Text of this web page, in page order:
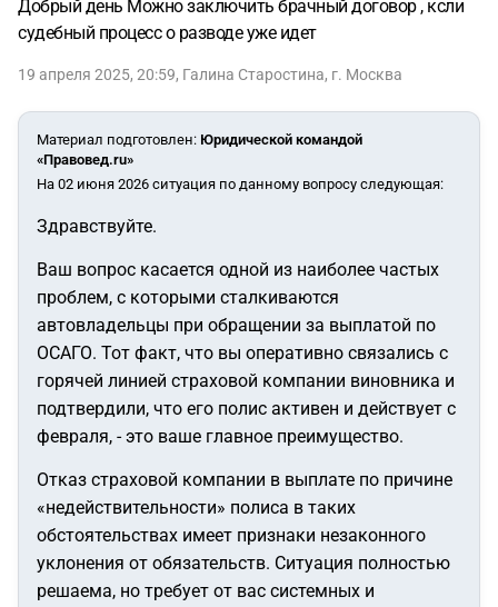
Добрый день Можно заключить брачный договор , ксли
судебный процесс о разводе уже идет
19 апреля 2025, 20:59, Галина Старостина, г. Москва
Материал подготовлен: Юридической командой
«Правовед.ru»
На 02 июня 2026 ситуация по данному вопросу следующая:
Здравствуйте.
Ваш вопрос касается одной из наиболее частых
проблем, с которыми сталкиваются
автовладельцы при обращении за выплатой по
ОСАГО. Тот факт, что вы оперативно связались с
горячей линией страховой компании виновника и
подтвердили, что его полис активен и действует с
февраля, - это ваше главное преимущество.
Отказ страховой компании в выплате по причине
«недействительности» полиса в таких
обстоятельствах имеет признаки незаконного
уклонения от обязательств. Ситуация полностью
решаема, но требует от вас системных и